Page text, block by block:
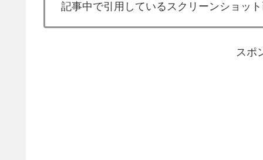
記事中で引用しているスクリーンショッ
スポ